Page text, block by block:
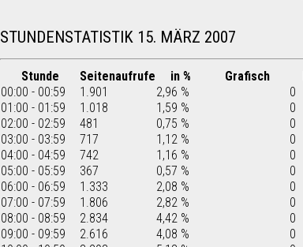
STUNDENSTATISTIK 15. MÄRZ 2007
Stunde Seitenaufrufe in % Grafisch
00:00 - 00:59
1.901 2,96 % 0
01:00 - 01:59
1.018 1,59 % 0
02:00 - 02:59
481 0,75 % 0
03:00 - 03:59
717 1,12 % 0
04:00 - 04:59
742 1,16 % 0
05:00 - 05:59
367 0,57 % 0
06:00 - 06:59
1.333 2,08 % 0
07:00 - 07:59
1.806 2,82 % 0
08:00 - 08:59
2.834 4,42 % 0
09:00 - 09:59
2.616 4,08 % 0